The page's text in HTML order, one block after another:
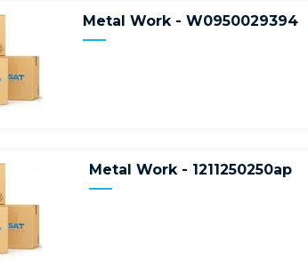
Metal Work - W0950029394
Metal Work - 1211250250ap